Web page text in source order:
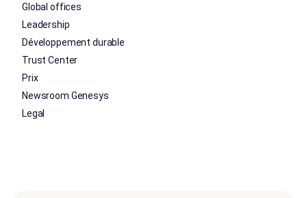
Global offices
Leadership
Développement durable
Trust Center
Prix
Newsroom Genesys
Legal